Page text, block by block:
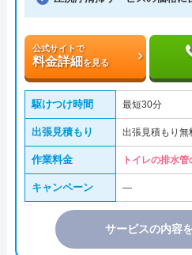
公式サイトで
料金詳細 を見る
駆けつけ時間 最短30分
出張見積もり 出張見積もり無
作業料金 トイレの排水
キャンペーン ―
サービスの内容